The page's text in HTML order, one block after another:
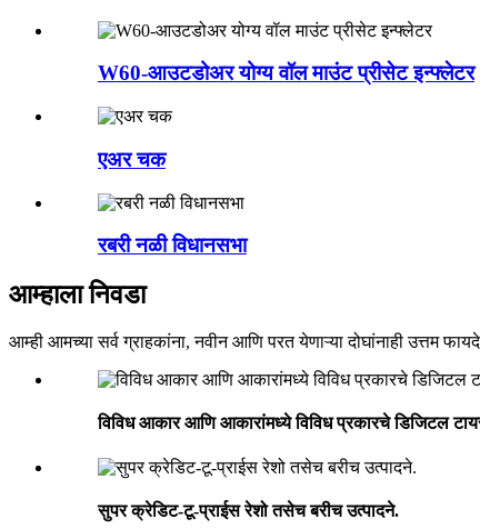
W60-आउटडोअर योग्य वॉल माउंट प्रीसेट इन्फ्लेटर
एअर चक
रबरी नळी विधानसभा
आम्हाला निवडा
आम्ही आमच्या सर्व ग्राहकांना, नवीन आणि परत येणाऱ्या दोघांनाही
विविध आकार आणि आकारांमध्ये विविध प्रकारचे डिजिटल
सुपर क्रेडिट-टू-प्राईस रेशो तसेच बरीच उत्पादने.